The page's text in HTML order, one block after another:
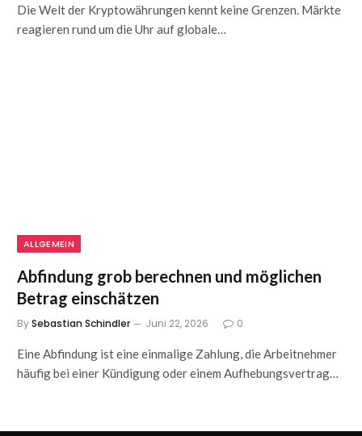
Die Welt der Kryptowährungen kennt keine Grenzen. Märkte
reagieren rund um die Uhr auf globale…
ALLGEMEIN
Abfindung grob berechnen und möglichen
Betrag einschätzen
BySebastian Schindler Juni 22, 2026 0
Eine Abfindung ist eine einmalige Zahlung, die Arbeitnehmer
häufig bei einer Kündigung oder einem Aufhebungsvertrag…